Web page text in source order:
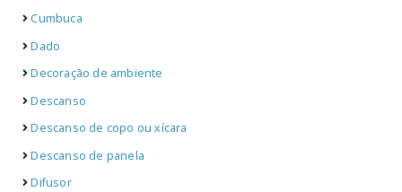
Cumbuca
Dado
Decoração de ambiente
Descanso
Descanso de copo ou xícara
Descanso de panela
Difusor